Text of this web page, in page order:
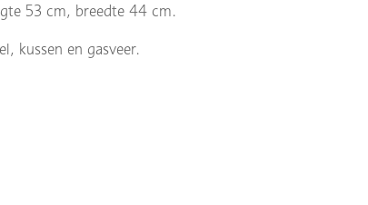
53 cm, breedte 44 cm.
kussen en gasveer.